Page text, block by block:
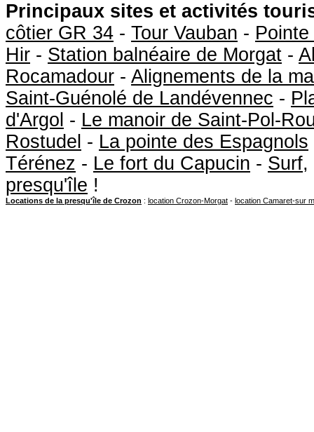
Principaux sites et activités
côtier GR 34 - Tour Vauban -
Hir - Station balnéaire de Morgat -
Rocamadour - Alignements de la
Saint-Guénolé de Landévennec -
d'Argol - Le manoir de Saint-Pol-
Rostudel - La pointe des Espagnols
Térénez - Le fort du Capucin - Surf,
presqu'île !
Locations de la presqu'île de Crozon : location Crozon-Morgat - location Camaret-sur